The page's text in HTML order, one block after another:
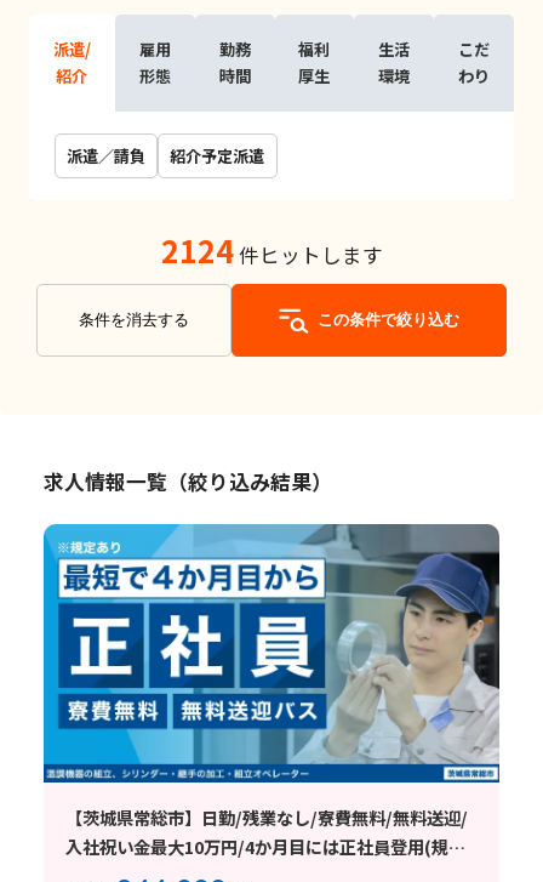
派遣/
紹介
雇用
形態
勤務
時間
福利
厚生
生活
環境
こだ
わり
派遣／請負 紹介予定派遣
2124件ヒットします
条件を消去する この条件で絞り込む
求人情報一覧（絞り込み結果）
【茨城県常総市】日勤/残業なし/寮費無料/無料送迎/
入社祝い金最大10万円/4か月目には正社員登用(規定